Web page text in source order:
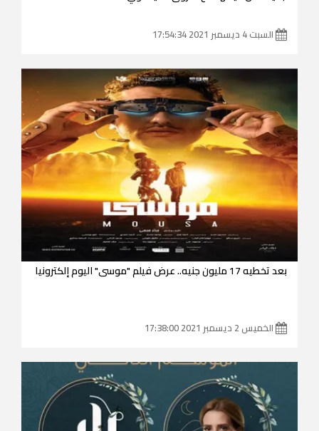
السبت 4 ديسمبر 2021 17:54:34
بعد تخطيه 17 مليون جنيه.. عرض فيلم "موسى" اليوم إلكترونيا
الخميس 2 ديسمبر 2021 17:38:00